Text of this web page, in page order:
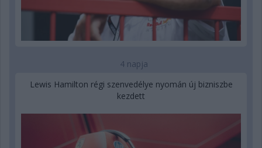
4 napja
Lewis Hamilton régi szenvedélye nyomán új bizniszbe
kezdett